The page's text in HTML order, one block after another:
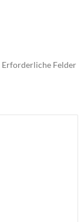
Erforderliche Felder